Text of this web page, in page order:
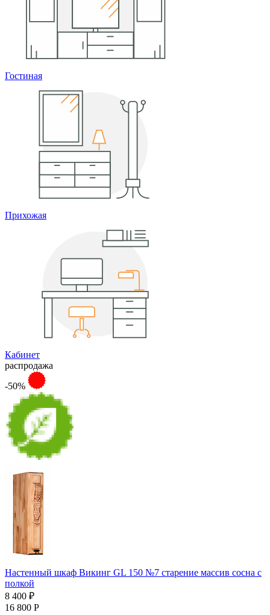
Гостиная
Прихожая
Кабинет
распродажа
-50%
Настенный шкаф Викинг GL 150 №7 старение массив сосна с
полкой
8 400 ₽
16 800 Р